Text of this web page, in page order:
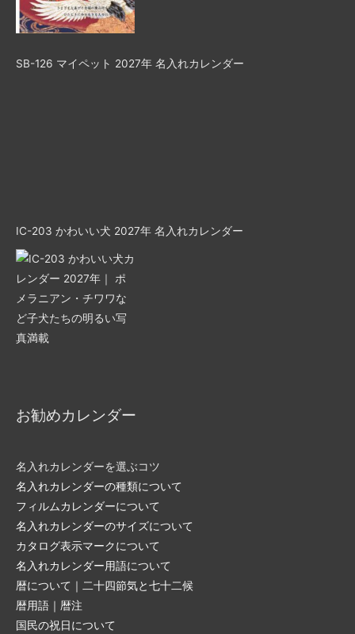
SB-126 マイペット 2027年 名入れカレンダー
IC-203 かわいい犬 2027年 名入れカレンダー
お勧めカレンダー
名入れカレンダーを選ぶコツ
名入れカレンダーの種類について
フィルムカレンダーについて
名入れカレンダーのサイズについて
カタログ表示マークについて
名入れカレンダー用語について
暦について｜二十四節気と七十二候
暦用語｜暦注
国民の祝日について